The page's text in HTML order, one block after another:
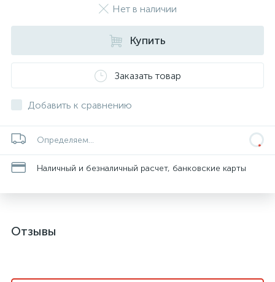
Нет в наличии
Купить
Заказать товар
Добавить к сравнению
Определяем...
Наличный и безналичный расчет, банковские карты
Отзывы